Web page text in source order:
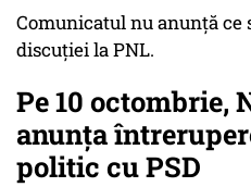
Comunicatul nu anunţă ce
discuţiei la PNL.
Pe 10 octombrie,
anunţa
politic cu PSD